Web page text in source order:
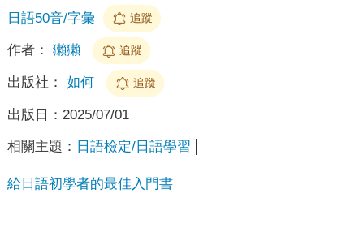
日語50音/字彙
追蹤
作者： 獺獺 追蹤
出版社： 如何 追蹤
出版日： 2025/07/01
相關主題： 日語檢定/日語學習
給日語初學者的最佳入門書